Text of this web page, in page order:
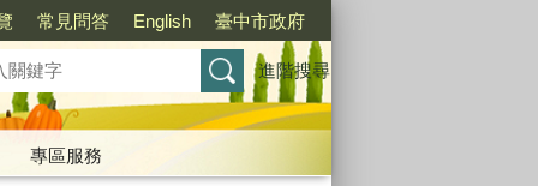
常見問答 English 臺中市政府
進階搜尋
專區服務